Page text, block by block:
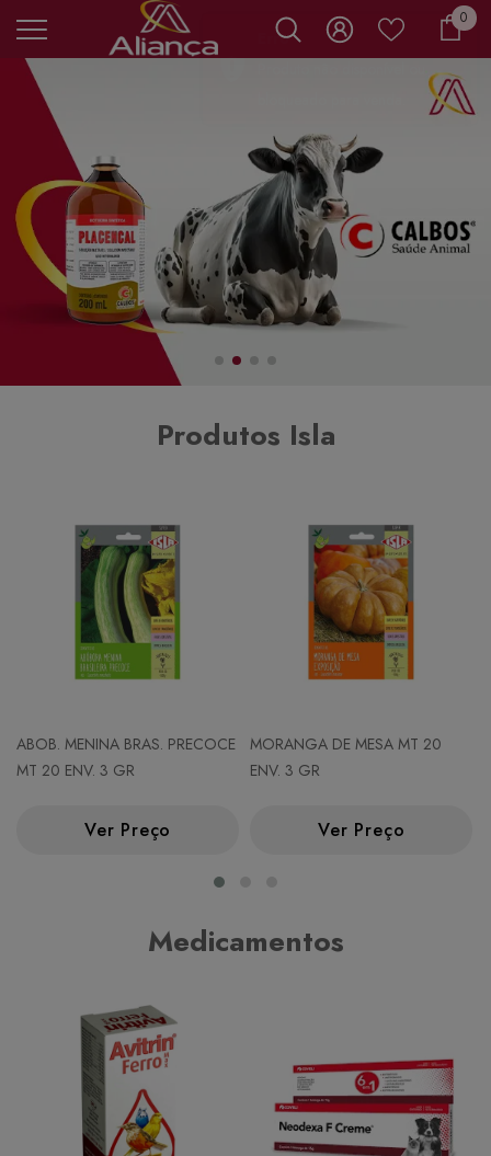
00
Produtos Isla
ABOB. MENINA BRAS. PRECOCE
MT 20 ENV. 3 GR
Ver Preço
MORANGA DE MESA MT 20
ENV. 3 GR
Ver Preço
Medicamentos